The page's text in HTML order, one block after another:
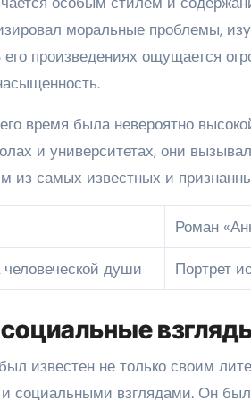
моральные проблемы,
произведениях ощущается
время была невероятно
и университетах, они
из самых известных и
Роман
души Портрет
известен не только своим
и социальными взглядами. Он